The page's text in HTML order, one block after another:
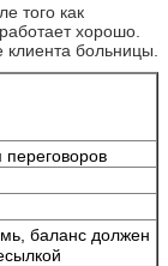
того как
хорошо.
больницы.
баланс должен